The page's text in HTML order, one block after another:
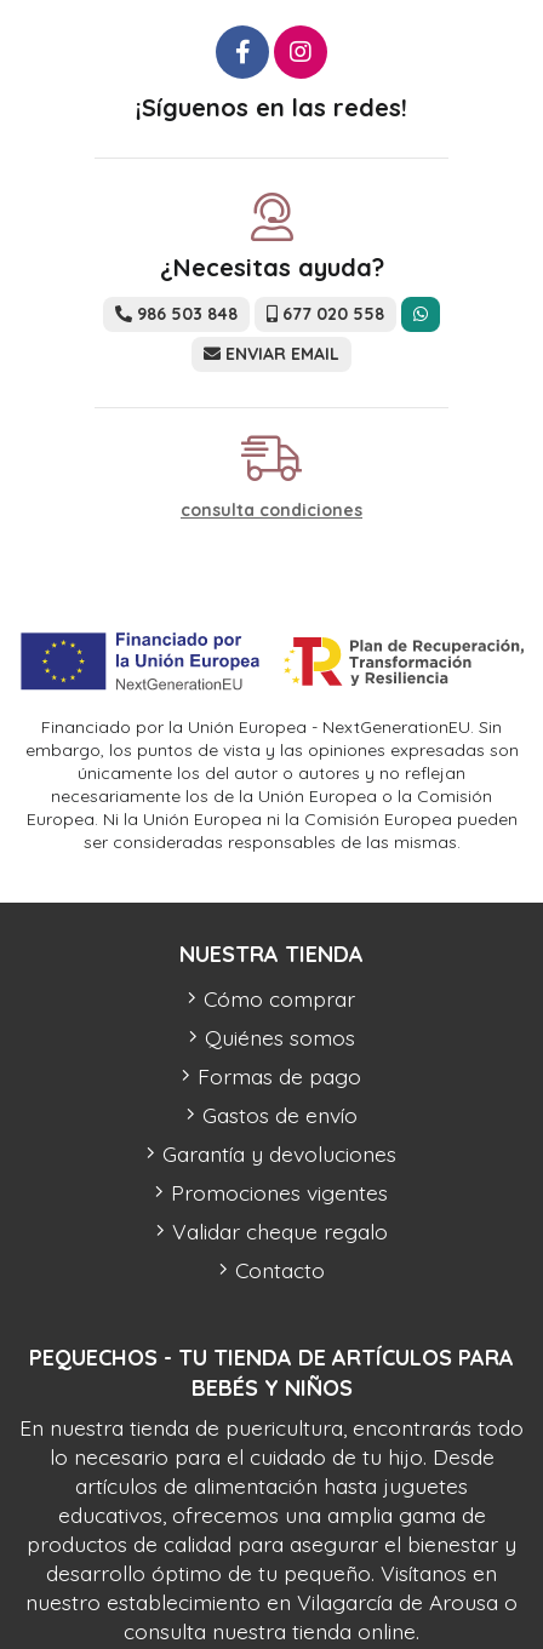
¡Síguenos en las redes!
¿Necesitas ayuda?
986 503 848
677 020 558
ENVIAR EMAIL
consulta condiciones
Financiado por la Unión Europea - NextGenerationEU. Sin
embargo, los puntos de vista y las opiniones expresadas son
únicamente los del autor o autores y no reflejan
necesariamente los de la Unión Europea o la Comisión
Europea. Ni la Unión Europea ni la Comisión Europea pueden
ser consideradas responsables de las mismas.
PEQUECHOS - TU TIENDA DE ARTÍCULOS PARA
BEBÉS Y NIÑOS
En nuestra tienda de puericultura, encontrarás todo
lo necesario para el cuidado de tu hijo. Desde
artículos de alimentación hasta juguetes
educativos, ofrecemos una amplia gama de
productos de calidad para asegurar el bienestar y
desarrollo óptimo de tu pequeño. Visítanos en
nuestro establecimiento en Vilagarcía de Arousa o
consulta nuestra tienda online.
NUESTRA TIENDA
Cómo comprar
Quiénes somos
Formas de pago
Gastos de envío
Garantía y devoluciones
Promociones vigentes
Validar cheque regalo
Contacto